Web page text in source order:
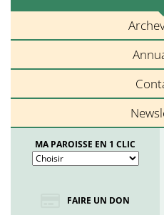
MA PAROISSE EN 1 CLIC
FAIRE UN DON